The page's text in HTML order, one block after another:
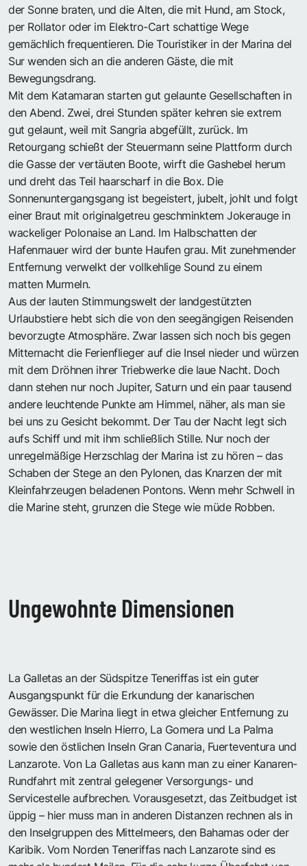
der Sonne braten, und die Alten, die mit Hund, am Stock,
per Rollator oder im Elektro-Cart schattige Wege
gemächlich frequentieren. Die Touristiker in der Marina del
Sur wenden sich an die anderen Gäste, die mit
Bewegungsdrang.
Mit dem Katamaran starten gut gelaunte Gesellschaften in
den Abend. Zwei, drei Stunden später kehren sie extrem
gut gelaunt, weil mit Sangria abgefüllt, zurück. Im
Retourgang schießt der Steuermann seine Plattform durch
die Gasse der vertäuten Boote, wirft die Gashebel herum
und dreht das Teil haarscharf in die Box. Die
Sonnenuntergangsgang ist begeistert, jubelt, johlt und folgt
einer Braut mit originalgetreu geschminktem Jokerauge in
wackeliger Polonaise an Land. Im Halbschatten der
Hafenmauer wird der bunte Haufen grau. Mit zunehmender
Entfernung verwelkt der vollkehlige Sound zu einem
matten Murmeln.
Aus der lauten Stimmungswelt der landgestützten
Urlaubstiere hebt sich die von den seegängigen Reisenden
bevorzugte Atmosphäre. Zwar lassen sich noch bis gegen
Mitternacht die Ferienflieger auf die Insel nieder und würzen
mit dem Dröhnen ihrer Triebwerke die laue Nacht. Doch
dann stehen nur noch Jupiter, Saturn und ein paar tausend
andere leuchtende Punkte am Himmel, näher, als man sie
bei uns zu Gesicht bekommt. Der Tau der Nacht legt sich
aufs Schiff und mit ihm schließlich Stille. Nur noch der
unregelmäßige Herzschlag der Marina ist zu hören – das
Schaben der Stege an den Pylonen, das Knarzen der mit
Kleinfahrzeugen beladenen Pontons. Wenn mehr Schwell in
die Marine steht, grunzen die Stege wie müde Robben.
Ungewohnte Dimensionen
La Galletas an der Südspitze Teneriffas ist ein guter
Ausgangspunkt für die Erkundung der kanarischen
Gewässer. Die Marina liegt in etwa gleicher Entfernung zu
den westlichen Inseln Hierro, La Gomera und La Palma
sowie den östlichen Inseln Gran Canaria, Fuerteventura und
Lanzarote. Von La Galletas aus kann man zu einer Kanaren-
Rundfahrt mit zentral gelegener Versorgungs- und
Servicestelle aufbrechen. Vorausgesetzt, das Zeitbudget ist
üppig – hier muss man in anderen Distanzen rechnen als in
den Inselgruppen des Mittelmeers, den Bahamas oder der
Karibik. Vom Norden Teneriffas nach Lanzarote sind es